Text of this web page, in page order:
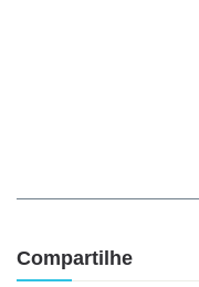
Compartilhe